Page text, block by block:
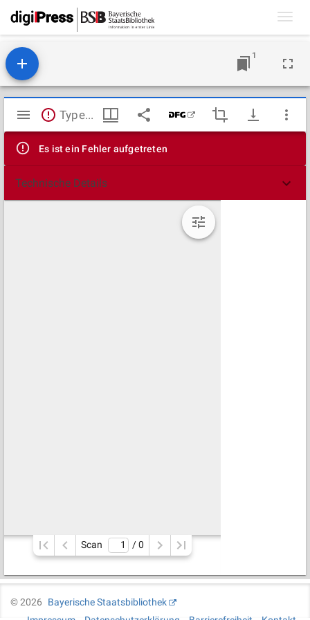
1
Mirador
Viewer
TypeError: Failed to fetch
Es ist ein Fehler aufgetreten
Technische Details
Scan / 0
©2026
Bayerische Staatsbibliothek